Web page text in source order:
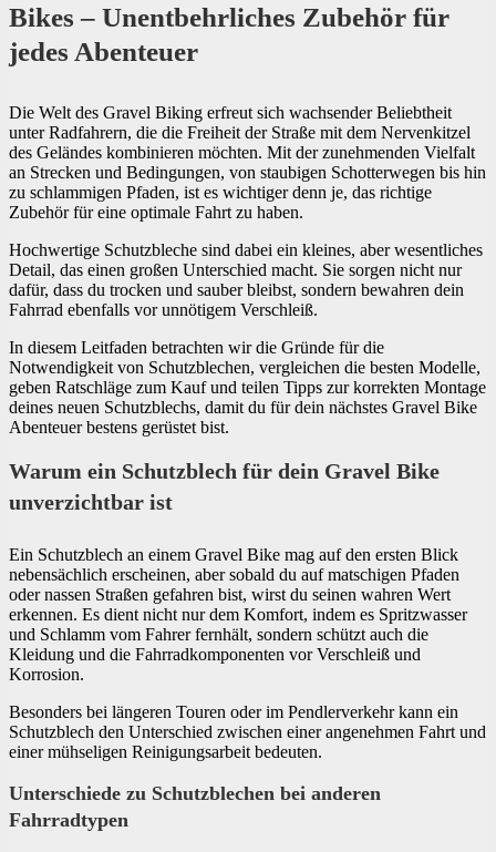
Bikes – Unentbehrliches Zubehör für
jedes Abenteuer
Die Welt des Gravel Biking erfreut sich wachsender Beliebtheit
unter Radfahrern, die die Freiheit der Straße mit dem Nervenkitzel
des Geländes kombinieren möchten. Mit der zunehmenden Vielfalt
an Strecken und Bedingungen, von staubigen Schotterwegen bis hin
zu schlammigen Pfaden, ist es wichtiger denn je, das richtige
Zubehör für eine optimale Fahrt zu haben.
Hochwertige Schutzbleche sind dabei ein kleines, aber wesentliches
Detail, das einen großen Unterschied macht. Sie sorgen nicht nur
dafür, dass du trocken und sauber bleibst, sondern bewahren dein
Fahrrad ebenfalls vor unnötigem Verschleiß.
In diesem Leitfaden betrachten wir die Gründe für die
Notwendigkeit von Schutzblechen, vergleichen die besten Modelle,
geben Ratschläge zum Kauf und teilen Tipps zur korrekten Montage
deines neuen Schutzblechs, damit du für dein nächstes Gravel Bike
Abenteuer bestens gerüstet bist.
Warum ein Schutzblech für dein Gravel Bike
unverzichtbar ist
Ein Schutzblech an einem Gravel Bike mag auf den ersten Blick
nebensächlich erscheinen, aber sobald du auf matschigen Pfaden
oder nassen Straßen gefahren bist, wirst du seinen wahren Wert
erkennen. Es dient nicht nur dem Komfort, indem es Spritzwasser
und Schlamm vom Fahrer fernhält, sondern schützt auch die
Kleidung und die Fahrradkomponenten vor Verschleiß und
Korrosion.
Besonders bei längeren Touren oder im Pendlerverkehr kann ein
Schutzblech den Unterschied zwischen einer angenehmen Fahrt und
einer mühseligen Reinigungsarbeit bedeuten.
Unterschiede zu Schutzblechen bei anderen
Fahrradtypen